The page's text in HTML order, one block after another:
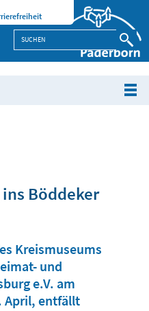
Böddeker
Kreismuseums
und
e.V. am
April, entfällt